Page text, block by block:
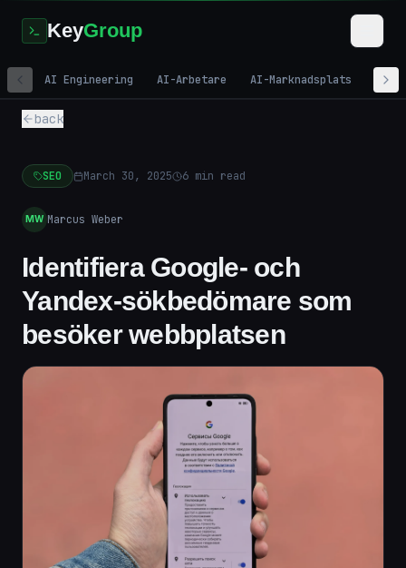
KeyGroup
AI Engineering AI-Arbetare AI-Marknadsplats
back
SEO March 30, 2025 6 min read
MW Marcus Weber
Identifiera Google- och
Yandex-sökbedömare som
besöker webbplatsen